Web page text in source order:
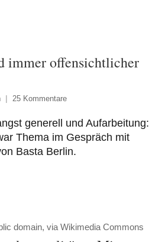
immer offensichtlicher
25 Kommentare
generell und Aufarbeitung:
Thema im Gespräch mit
Basta Berlin.
domain, via Wikimedia Commons